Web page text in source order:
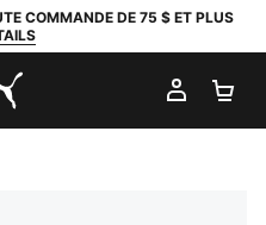
COMMANDE DE 75 $ ET PLUS
MON